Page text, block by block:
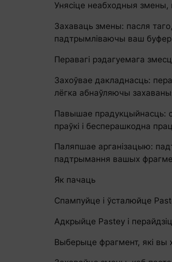
Унясіце неабходныя змены,
Захаваць змены: пасля
падтрымліваючы ваш буфер
Перавагі рэдагуемага
Захоўвае дакладнасць:
лёгка абнаўляючы
Павышае прадукцыйнасць:
праўкі і бесперашкодна
Паляпшае арганізацыю:
падтрымання вашых
Як пачаць
Спампуйце і ўсталюйце
Адкрыйце Pastey і
Выберыце фрагмент, які вы